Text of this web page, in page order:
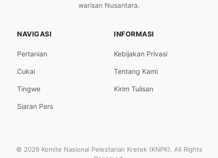
warisan Nusantara.
NAVIGASI
Pertanian
Cukai
Tingwe
Siaran Pers
INFORMASI
Kebijakan Privasi
Tentang Kami
Kirim Tulisan
© 2026 Komite Nasional Pelestarian Kretek (KNPK). All Rights